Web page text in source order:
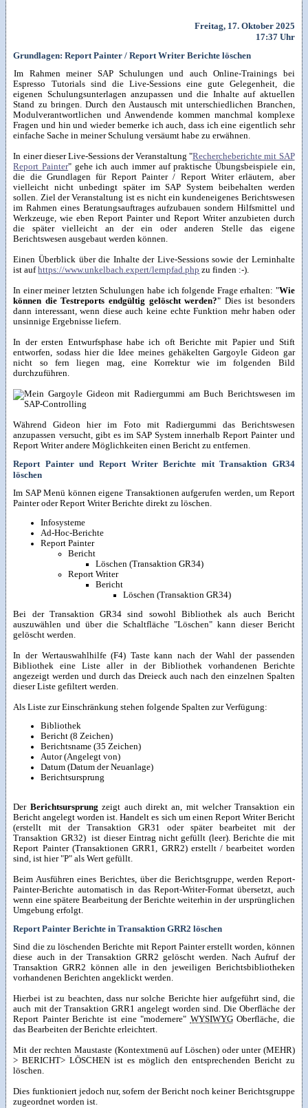
Freitag, 17. Oktober 2025
17:37 Uhr
Grundlagen: Report Painter / Report Writer Berichte löschen
Im Rahmen meiner SAP Schulungen und auch Online-Trainings bei
Espresso Tutorials sind die Live-Sessions eine gute Gelegenheit, die
eigenen Schulungsunterlagen anzupassen und die Inhalte auf aktuellen
Stand zu bringen. Durch den Austausch mit unterschiedlichen Branchen,
Modulverantwortlichen und Anwendende kommen manchmal komplexe
Fragen und hin und wieder bemerke ich auch, dass ich eine eigentlich sehr
einfache Sache in meiner Schulung versäumt habe zu erwähnen.
In einer dieser Live-Sessions der Veranstaltung "Rechercheberichte mit SAP
Report Painter" gehe ich auch immer auf praktische Übungsbeispiele ein,
die die Grundlagen für Report Painter / Report Writer erläutern, aber
vielleicht nicht unbedingt später im SAP System beibehalten werden
sollen. Ziel der Veranstaltung ist es nicht ein kundeneigenes Berichtswesen
im Rahmen eines Beratungsauftrages aufzubauen sondern Hilfsmittel und
Werkzeuge, wie eben Report Painter und Report Writer anzubieten durch
die später vielleicht an der ein oder anderen Stelle das eigene
Berichtswesen ausgebaut werden können.
Einen Überblick über die Inhalte der Live-Sessions sowie der Lerninhalte
ist aufhttps://www.unkelbach.expert/lernpfad.php zu finden :-).
In einer meiner letzten Schulungen habe ich folgende Frage erhalten: "Wie
können die Testreports endgültig gelöscht werden?" Dies ist besonders
dann interessant, wenn diese auch keine echte Funktion mehr haben oder
unsinnige Ergebnisse liefern.
In der ersten Entwurfsphase habe ich oft Berichte mit Papier und Stift
entworfen, sodass hier die Idee meines gehäkelten Gargoyle Gideon gar
nicht so fern liegen mag, eine Korrektur wie im folgenden Bild
durchzuführen.
Während Gideon hier im Foto mit Radiergummi das Berichtswesen
anzupassen versucht, gibt es im SAP System innerhalb Report Painter und
Report Writer andere Möglichkeiten einen Bericht zu entfernen.
Report Painter und Report Writer Berichte mit Transaktion GR34
löschen
Im SAP Menü können eigene Transaktionen aufgerufen werden, um Report
Painter oder Report Writer Berichte direkt zu löschen.
Infosysteme
Ad-Hoc-Berichte
Report Painter
Bericht
Löschen (Transaktion GR34)
Report Writer
Bericht
Löschen (Transaktion GR34)
Bei der Transaktion GR34 sind sowohl Bibliothek als auch Bericht
auszuwählen und über die Schaltfläche "Löschen" kann dieser Bericht
gelöscht werden.
In der Wertauswahlhilfe (F4) Taste kann nach der Wahl der passenden
Bibliothek eine Liste aller in der Bibliothek vorhandenen Berichte
angezeigt werden und durch das Dreieck auch nach den einzelnen Spalten
dieser Liste gefiltert werden.
Als Liste zur Einschränkung stehen folgende Spalten zur Verfügung:
Bibliothek
Bericht (8 Zeichen)
Berichtsname (35 Zeichen)
Autor (Angelegt von)
Datum (Datum der Neuanlage)
Berichtsursprung
Der Berichtsursprungzeigt auch direkt an, mit welcher Transaktion ein
Bericht angelegt worden ist. Handelt es sich um einen Report Writer Bericht
(erstellt mit der Transaktion GR31 oder später bearbeitet mit der
Transaktion GR32) ist dieser Eintrag nicht gefüllt (leer). Berichte die mit
Report Painter (Transaktionen GRR1, GRR2) erstellt / bearbeitet worden
sind, ist hier "P" als Wert gefüllt.
Beim Ausführen eines Berichtes, über die Berichtsgruppe, werden Report-
Painter-Berichte automatisch in das Report-Writer-Format übersetzt, auch
wenn eine spätere Bearbeitung der Berichte weiterhin in der ursprünglichen
Umgebung erfolgt.
Report Painter Berichte in Transaktion GRR2 löschen
Sind die zu löschenden Berichte mit Report Painter erstellt worden, können
diese auch in der Transaktion GRR2 gelöscht werden. Nach Aufruf der
Transaktion GRR2 können alle in den jeweiligen Berichtsbibliotheken
vorhandenen Berichten angeklickt werden.
Hierbei ist zu beachten, dass nur solche Berichte hier aufgeführt sind, die
auch mit der Transaktion GRR1 angelegt worden sind. Die Oberfläche der
Report Painter Berichte ist eine "modernere" WYSIWYGOberfläche, die
das Bearbeiten der Berichte erleichtert.
Mit der rechten Maustaste (Kontextmenü auf Löschen) oder unter (MEHR)
> BERICHT> LÖSCHEN ist es möglich den entsprechenden Bericht zu
löschen.
Dies funktioniert jedoch nur, sofern der Bericht noch keiner Berichtsgruppe
zugeordnet worden ist.